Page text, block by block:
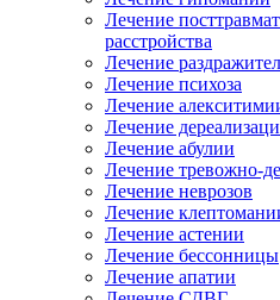
Лечение
расстройства
Лечение
Лечение психоза
Лечение
Лечение
Лечение абулии
Лечение тревожно-
Лечение неврозов
Лечение
Лечение астении
Лечение бессонницы
Лечение апатии